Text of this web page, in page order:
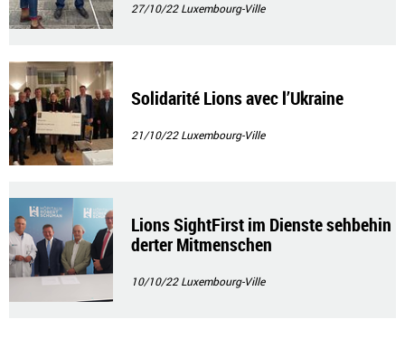
27/10/22Luxembourg-Ville
Solidarité Lions avec l’Ukraine
21/10/22Luxembourg-Ville
Lions SightFirst im Dienste sehbehin
derter Mitmenschen
10/10/22Luxembourg-Ville